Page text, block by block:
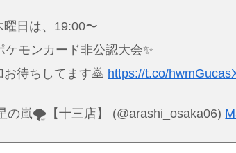
曜日は、19:00〜
モンカード非公認大会✨
お待ちしてます🙇 https://t.co/
の嵐🌪【十三店】 (@arashi_osaka06)